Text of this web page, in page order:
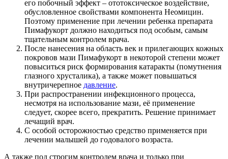
его побочный эффект – ототоксическое воздействие,
обусловленное свойствами компонента Неомицин.
Поэтому применение при лечении ребенка препарата
Пимафукорт должно находиться под особым, самым
тщательным контролем врача.
После нанесения на область век и прилегающих кожных
покровов мази Пимафукорт в некоторой степени может
повыситься риск формирования катаракты (помутнения
глазного хрусталика), а также может повышаться
внутричерепное давление.
При распространении инфекционного процесса,
несмотря на использование мази, её применение
следует, скорее всего, прекратить. Решение принимает
лечащий врач.
С особой осторожностью средство применяется при
лечении малышей до годовалого возраста.
А также под строгим контролем врача и только при